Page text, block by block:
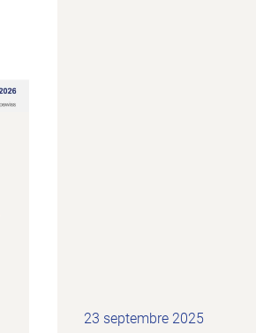
23 septembre 2025